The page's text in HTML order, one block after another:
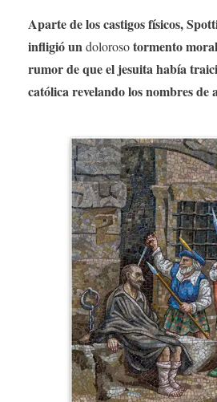
Aparte de los castigos físicos,
infligió un dolorosotormento
rumor de que el jesuita había
católica revelando los nombres de